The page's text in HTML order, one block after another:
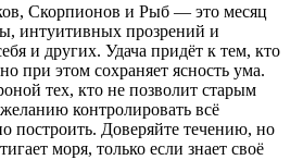
Скорпионов и Рыб — это месяц
интуитивных прозрений и
и других. Удача придёт к тем, кто
при этом сохраняет ясность ума.
тех, кто не позволит старым
контролировать всё
построить. Доверяйте течению, но
моря, только если знает своё